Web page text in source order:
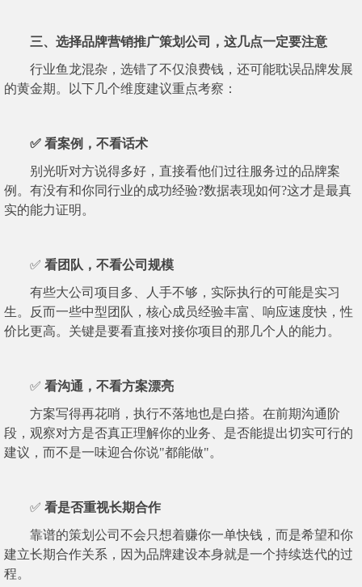
三、选择品牌营销推广策划公司，这几点一定要注意
行业鱼龙混杂，选错了不仅浪费钱，还可能耽误品牌发展
的黄金期。以下几个维度建议重点考察：
✅ 看案例，不看话术
别光听对方说得多好，直接看他们过往服务过的品牌案
例。有没有和你同行业的成功经验?数据表现如何?这才是最真
实的能力证明。
✅ 看团队，不看公司规模
有些大公司项目多、人手不够，实际执行的可能是实习
生。反而一些中型团队，核心成员经验丰富、响应速度快，性
价比更高。关键是要看直接对接你项目的那几个人的能力。
✅ 看沟通，不看方案漂亮
方案写得再花哨，执行不落地也是白搭。在前期沟通阶
段，观察对方是否真正理解你的业务、是否能提出切实可行的
建议，而不是一味迎合你说"都能做"。
✅ 看是否重视长期合作
靠谱的策划公司不会只想着赚你一单快钱，而是希望和你
建立长期合作关系，因为品牌建设本身就是一个持续迭代的过
程。